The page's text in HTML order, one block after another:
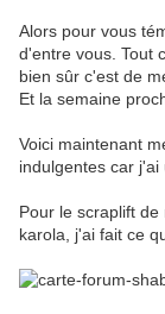
Alors pour vous
d'entre vous. Tout
bien sûr c'est de
Et la semaine
Voici maintenant
indulgentes car j'ai
Pour le scraplift
karola, j'ai fait ce